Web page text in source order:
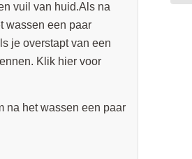
vuil van huid.Als na
wassen een paar
je overstapt van een
Klik hier voor
na het wassen een paar